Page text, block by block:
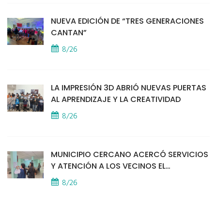
NUEVA EDICIÓN DE “TRES GENERACIONES
CANTAN”
8/26
LA IMPRESIÓN 3D ABRIÓ NUEVAS PUERTAS
AL APRENDIZAJE Y LA CREATIVIDAD
8/26
MUNICIPIO CERCANO ACERCÓ SERVICIOS
Y ATENCIÓN A LOS VECINOS EL
PROVINCIAL
8/26